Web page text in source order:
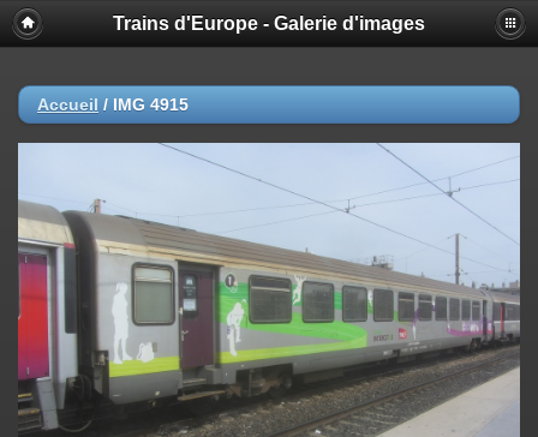
Trains d'Europe - Galerie d'images
Accueil / IMG 4915